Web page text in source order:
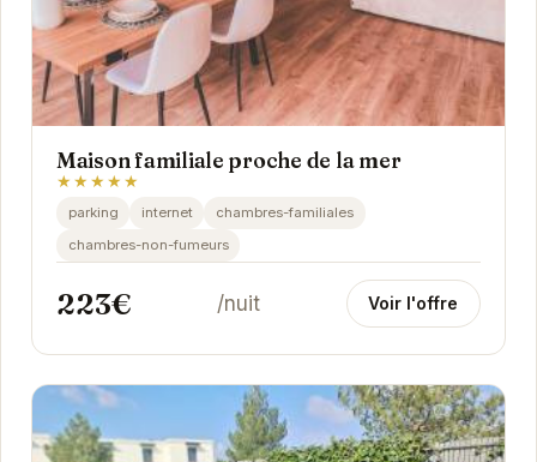
Maison familiale proche de la mer
★★★★★
parking internet
chambres-familiales
chambres-non-fumeurs
223€ /nuit Voir l'offre